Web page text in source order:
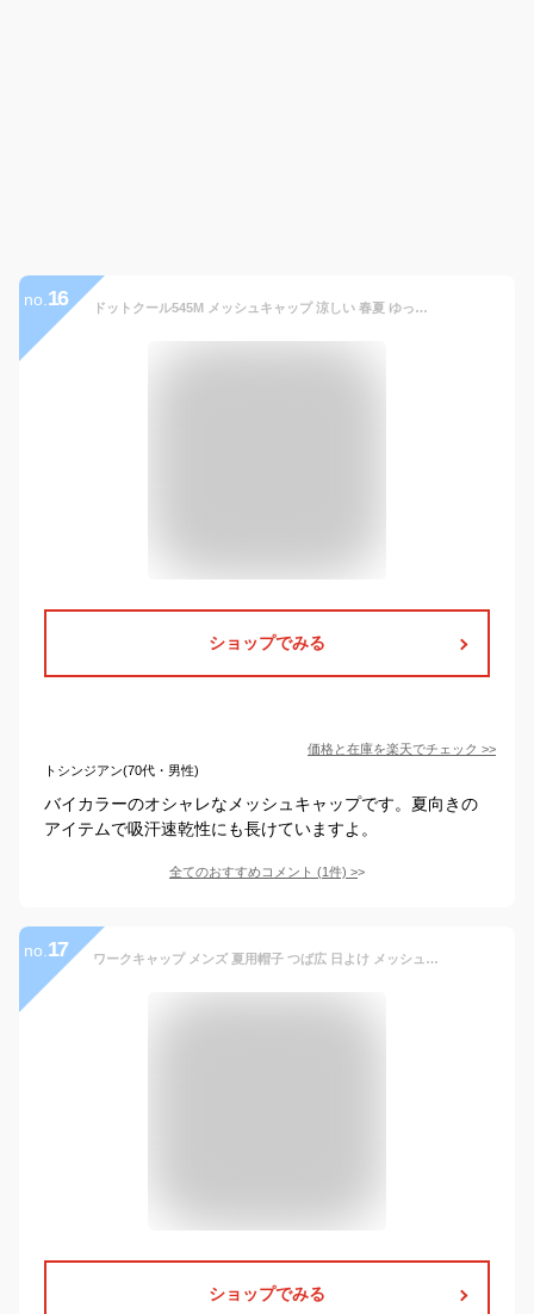
no. 16 ドットクール545M メッシュキャップ 涼しい 春夏 ゆったり・深め 帽子・大きいサイズOK・日本製 吸汗速乾・メッシュ・通気性 大きめ sp396
ショップでみる
価格と在庫を楽天でチェック >>
トシンジアン(70代・男性)
バイカラーのオシャレなメッシュキャップです。夏向きの
アイテムで吸汗速乾性にも長けていますよ。
全てのおすすめコメント (1件) >
no. 17 ワークキャップ メンズ 夏用帽子 つば広 日よけ メッシュ 通気性 速乾 サイズ調節 涼しい シンプル アウトドア 21年夏新作 きれいめ おしゃれ 送料無料
ショップでみる